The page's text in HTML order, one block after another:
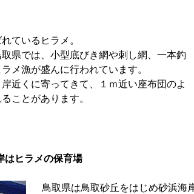
ているヒラメ。
県では、小型底びき網や刺し網、一本釣
メ漁が盛んに行われています。
近くに寄ってきて、１ｍ近い座布団のよ
ことがあります。
ヒラメの保育場
鳥取県は鳥取砂丘をはじめ砂浜海